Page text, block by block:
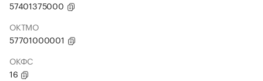
57401375000
ОКТМО
57701000001
ОКФС
16